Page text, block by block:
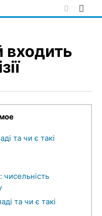
входить
та чи є такі
чисельність
та чи є такі